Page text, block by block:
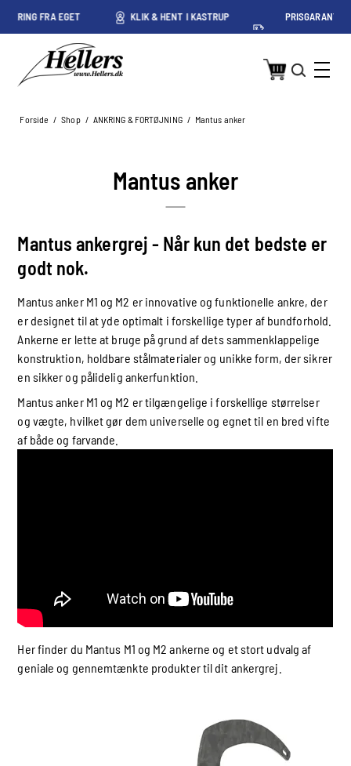
KLIK & HENT I KASTRUP PRISGARANTI PÅ DANSKE
Forside / Shop / ANKRING & FORTØJNING / Mantus anker
Mantus anker
Mantus ankergrej - Når kun det bedste er
godt nok.
Mantus anker M1 og M2 er innovative og funktionelle ankre, der
er designet til at yde optimalt i forskellige typer af bundforhold.
Ankerne er lette at bruge på grund af dets sammenklappelige
konstruktion, holdbare stålmaterialer og unikke form, der sikrer
en sikker og pålidelig ankerfunktion.
Mantus anker M1 og M2 er tilgængelige i forskellige størrelser
og vægte, hvilket gør dem universelle og egnet til en bred vifte
af både og farvande.
Her finder du Mantus M1 og M2 ankerne og et stort udvalg af
geniale og gennemtænkte produkter til dit ankergrej.